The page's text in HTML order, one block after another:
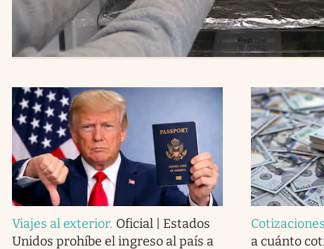
Viajes al exterior. Oficial | Estados
Unidos prohíbe el ingreso al país a
Cotizaciones
a cuánto